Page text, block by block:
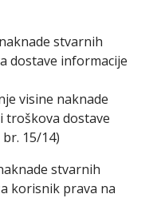
stvarnih
dostave informacije
visine naknade
dostave
15/14)
stvarnih
korisnik prava na